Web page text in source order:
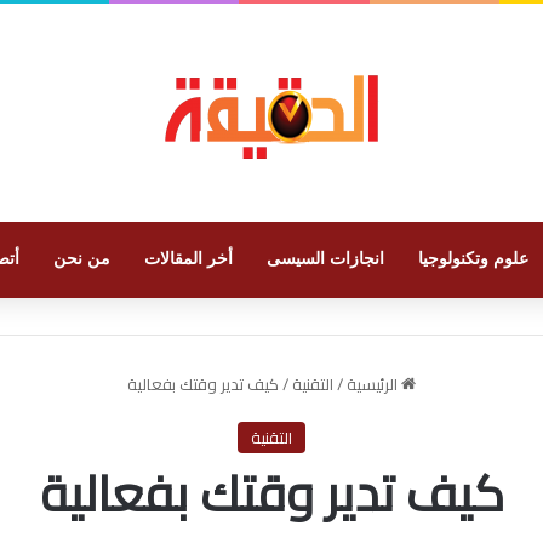
علوم وتكنولوجيا انجازات السيسى أخر المقالات من نحن
الرئيسية/التقنية/كيف تدير وقتك بفعالية
التقنية
كيف تدير وقتك بفعالية